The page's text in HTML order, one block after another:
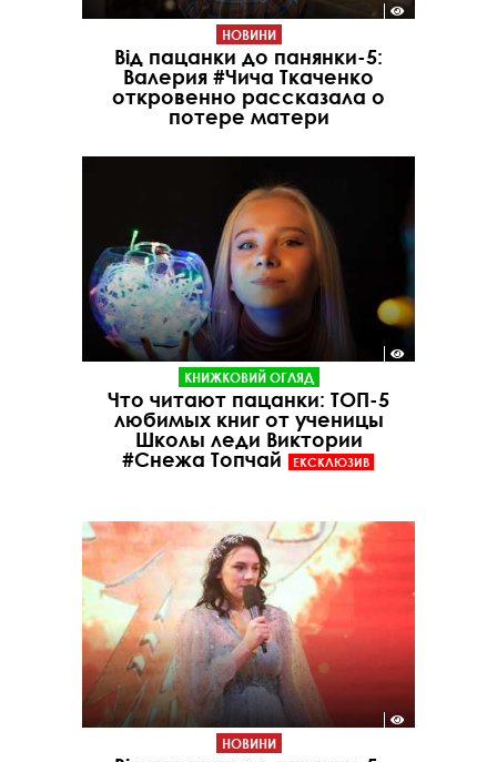
НОВИНИ
Від пацанки до панянки-5:
Валерия #Чича Ткаченко
откровенно рассказала о
потере матери
КНИЖКОВИЙ ОГЛЯД
Что читают пацанки: ТОП-5
любимых книг от ученицы
Школы леди Виктории
#Снежа Топчай
ЕКСКЛЮЗИВ
НОВИНИ